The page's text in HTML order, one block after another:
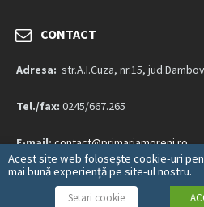
CONTACT
Adresa: str.A.I.Cuza, nr.15,
Tel./fax: 0245/667.265
E-mail:contact@primariamoreni.ro
Mai multe detalii…
Acest site web folosește cookie-uri
mai bună experiență pe site-ul nostru.
Setari cookie